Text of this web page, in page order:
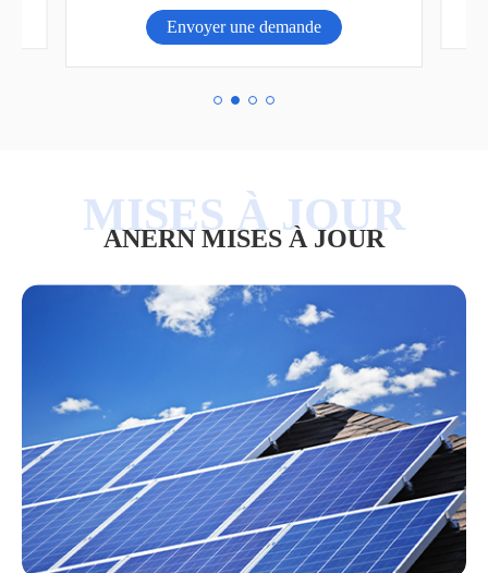
Envoyer une demande
ANERN MISES À JOUR